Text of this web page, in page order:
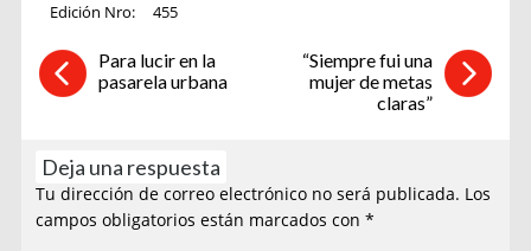
Edición Nro:
455
Para lucir en la
pasarela urbana
“Siempre fui una
mujer de metas
claras”
Deja una respuesta
Tu dirección de correo electrónico no será publicada. Los
campos obligatorios están marcados con*